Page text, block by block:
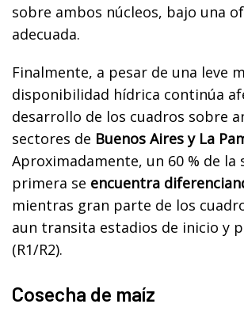
sobre ambos núcleos, bajo una
adecuada.
Finalmente, a pesar de una leve
disponibilidad hídrica continúa
desarrollo de los cuadros sobre
sectores de Buenos Aires y La
Aproximadamente, un 60 % de la
primera se encuentra
mientras gran parte de los
aun transita estadios de inicio y
(R1/R2).
Cosecha de maíz